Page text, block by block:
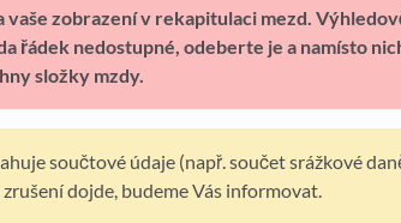
zobrazení v rekapitulaci mezd.
řádek nedostupné, odeberte je a namísto
složky mzdy.
součtové údaje (např. součet srážkové
dojde, budeme Vás informovat.